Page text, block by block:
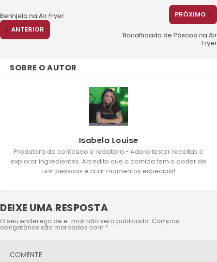
Berinjela na Air Fryer
ANTERIOR
PRÓXIMO
Bacalhoada de Páscoa na Air
Fryer
SOBRE O AUTOR
Isabela Louise
Produtora de conteúdo e redatora - Adoro testar receitas e
explorar ingredientes. Acredito que a comida tem o poder de
unir pessoas e criar momentos especiais!
DEIXE UMA RESPOSTA
O seu endereço de e-mail não será publicado. Campos
obrigatórios são marcados com *